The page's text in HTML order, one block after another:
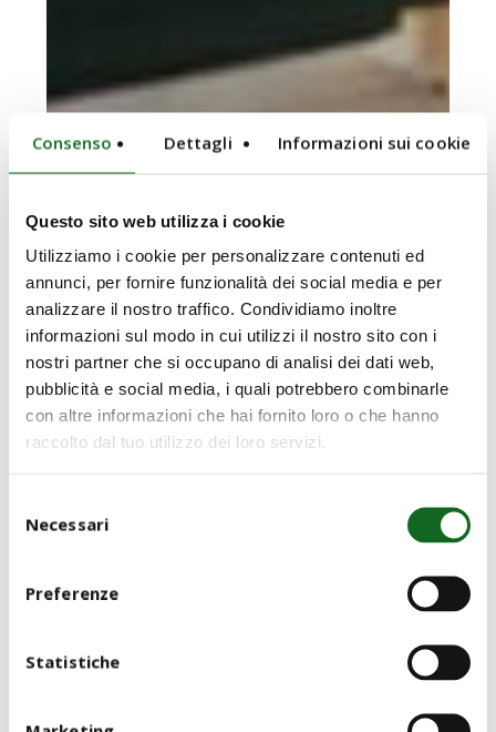
Consenso Dettagli Informazioni sui cookie
Questo sito web utilizza i cookie
Utilizziamo i cookie per personalizzare contenuti ed
annunci, per fornire funzionalità dei social media e per
analizzare il nostro traffico. Condividiamo inoltre
informazioni sul modo in cui utilizzi il nostro sito con i
nostri partner che si occupano di analisi dei dati web,
pubblicità e social media, i quali potrebbero combinarle
con altre informazioni che hai fornito loro o che hanno
raccolto dal tuo utilizzo dei loro servizi.
delNecessari
Preferenze
Statistiche